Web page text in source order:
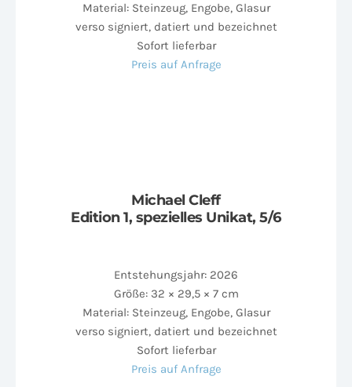
Material: Steinzeug, Engobe, Glasur
verso signiert, datiert und bezeichnet
Sofort lieferbar
Preis auf Anfrage
Michael Cleff
Edition 1, spezielles Unikat, 5/6
Entstehungsjahr: 2026
Größe: 32 × 29,5 × 7 cm
Material: Steinzeug, Engobe, Glasur
verso signiert, datiert und bezeichnet
Sofort lieferbar
Preis auf Anfrage